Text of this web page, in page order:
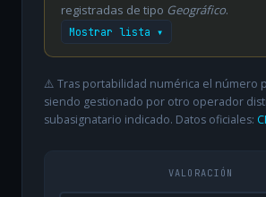
registradas de tipo Geográfico.
Mostrar lista ▾
⚠️ Tras portabilidad numérica el número
siendo gestionado por otro operador
subasignatario indicado. Datos oficiales:
VALORACIÓN